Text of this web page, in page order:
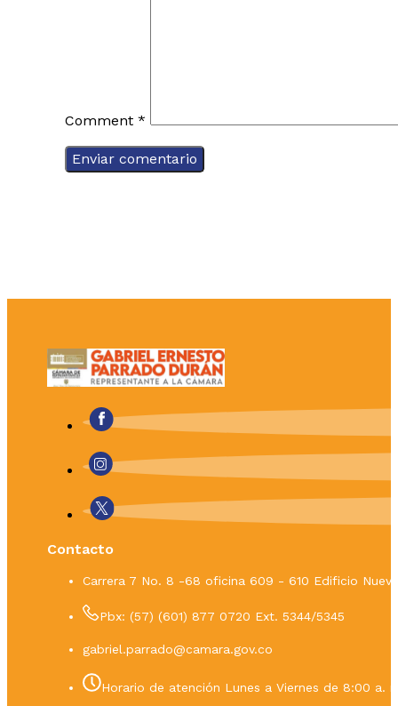
Comment *
Contacto
Carrera 7 No. 8 -68 oficina 609 - 610 Edificio
Pbx: (57) (601) 877 0720 Ext. 5344/5345
gabriel.parrado@camara.gov.co
Horario de atención Lunes a Viernes de 8:00 a.